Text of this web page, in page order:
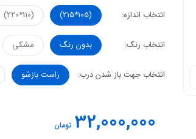
انتخاب اندازه: (105*215)
(110*220)
انتخاب رنگ: بدون رنگ مشکی
انتخاب جهت باز شدن درب: راست بازشو
32,000,000 تومان